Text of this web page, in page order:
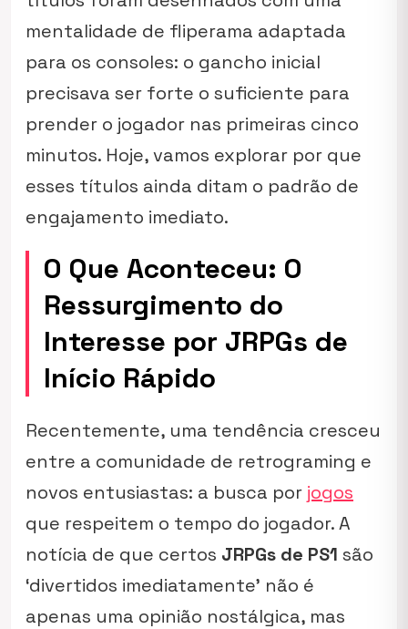
mentalidade de fliperama adaptada
para os consoles: o gancho inicial
precisava ser forte o suficiente para
prender o jogador nas primeiras cinco
minutos. Hoje, vamos explorar por que
esses títulos ainda ditam o padrão de
engajamento imediato.
O Que Aconteceu: O
Ressurgimento do
Interesse por JRPGs de
Início Rápido
Recentemente, uma tendência cresceu
entre a comunidade de retrograming e
novos entusiastas: a busca por jogos
que respeitem o tempo do jogador. A
notícia de que certos JRPGs de PS1 são
‘divertidos imediatamente’ não é
apenas uma opinião nostálgica, mas